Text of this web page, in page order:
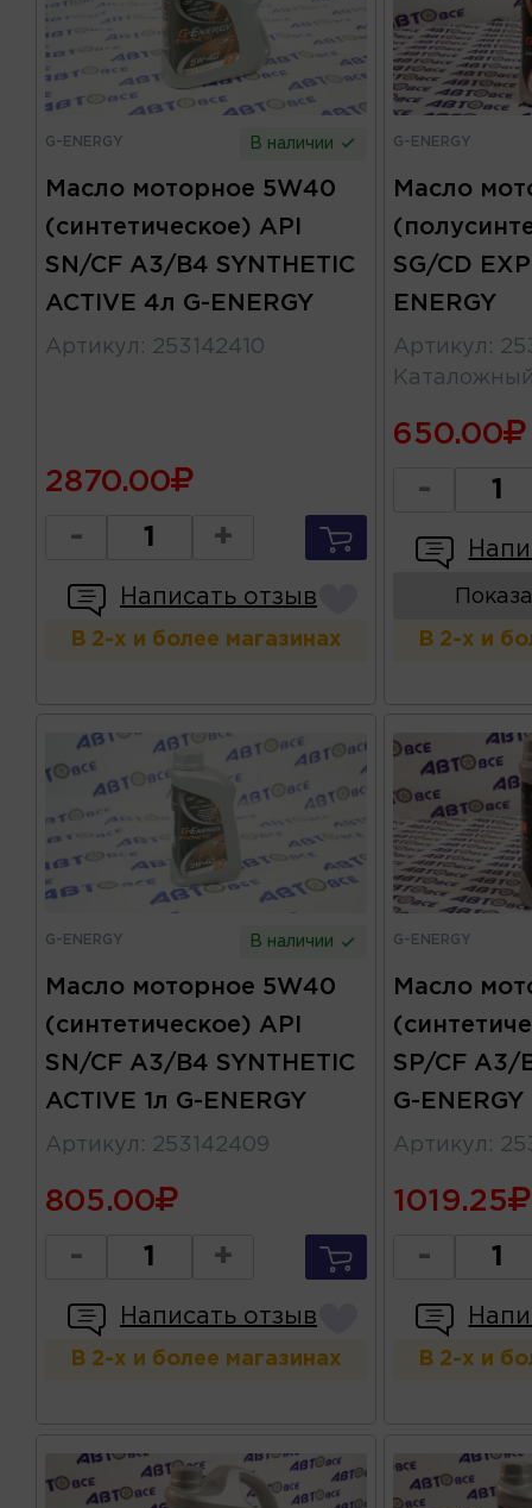
G-ENERGY В наличии
Масло моторное 5W40
(синтетическое) API
SN/CF A3/B4 SYNTHETIC
ACTIVE 4л G-ENERGY
Артикул : 253142410
2870.00
- +
Написать отзыв
В 2-х и более магазинах
G-ENERGY
Масло
SG/CD
ENERGY
Артикул :
650.00
-
В 2-х и
G-ENERGY В наличии
Масло моторное 5W40
(синтетическое) API
SN/CF A3/B4 SYNTHETIC
ACTIVE 1л G-ENERGY
Артикул : 253142409
805.00
- +
Написать отзыв
В 2-х и более магазинах
G-ENERGY
Масло
SP/CF A3/
G-ENERGY
Артикул :
1019.25
-
В 2-х и